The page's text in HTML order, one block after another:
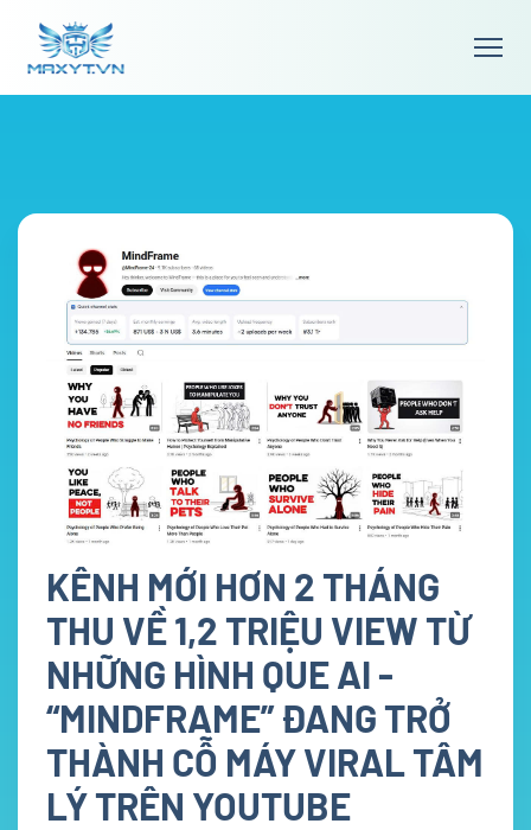
KÊNH MỚI HƠN 2 THÁNG
THU VỀ 1,2 TRIỆU VIEW TỪ
NHỮNG HÌNH QUE AI -
“MINDFRAME” ĐANG TRỞ
THÀNH CỖ MÁY VIRAL TÂM
LÝ TRÊN YOUTUBE